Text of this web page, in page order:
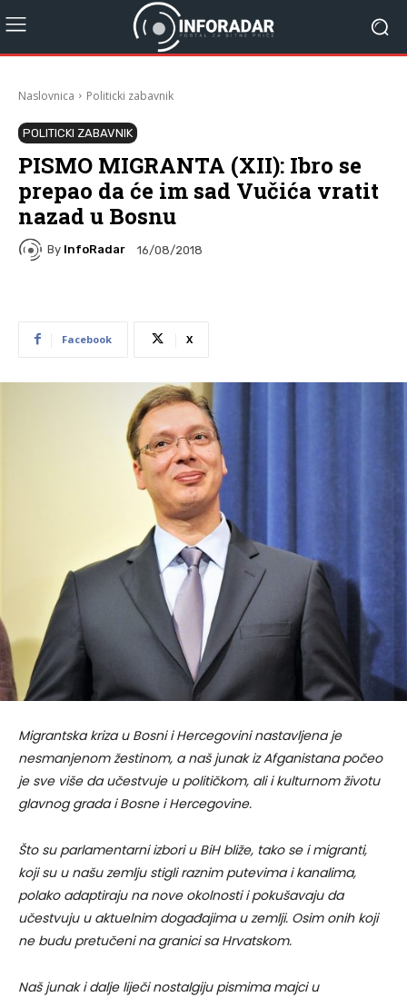
Naslovnica Politicki zabavnik
POLITICKI ZABAVNIK
PISMO MIGRANTA (XII): Ibro se
prepao da će im sad Vučića vratit
nazad u Bosnu
By InfoRadar 16/08/2018
Facebook X
Migrantska kriza u Bosni i Hercegovini nastavljena je
nesmanjenom žestinom, a naš junak iz Afganistana počeo
je sve više da učestvuje u političkom, ali i kulturnom životu
glavnog grada i Bosne i Hercegovine.
Što su parlamentarni izbori u BiH bliže, tako se i migranti,
koji su u našu zemlju stigli raznim putevima i kanalima,
polako adaptiraju na nove okolnosti i pokušavaju da
učestvuju u aktuelnim događajima u zemlji. Osim onih koji
ne budu pretučeni na granici sa Hrvatskom.
Naš junak i dalje liječi nostalgiju pismima majci u